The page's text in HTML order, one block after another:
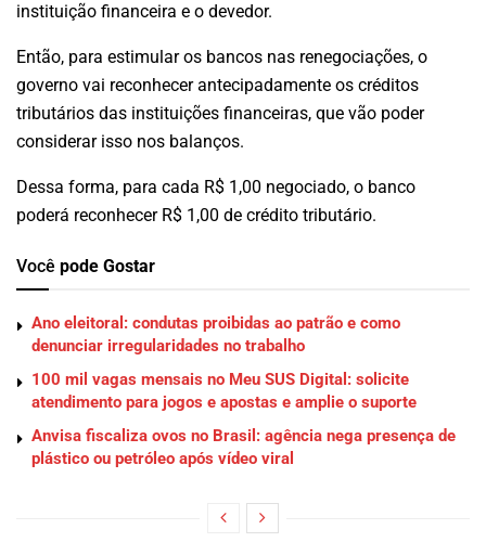
instituição financeira e o devedor.
Então, para estimular os bancos nas renegociações, o
governo vai reconhecer antecipadamente os créditos
tributários das instituições financeiras, que vão poder
considerar isso nos balanços.
Dessa forma, para cada R$ 1,00 negociado, o banco
poderá reconhecer R$ 1,00 de crédito tributário.
Você pode Gostar
Ano eleitoral: condutas proibidas ao patrão e como
denunciar irregularidades no trabalho
100 mil vagas mensais no Meu SUS Digital: solicite
atendimento para jogos e apostas e amplie o suporte
Anvisa fiscaliza ovos no Brasil: agência nega presença de
plástico ou petróleo após vídeo viral